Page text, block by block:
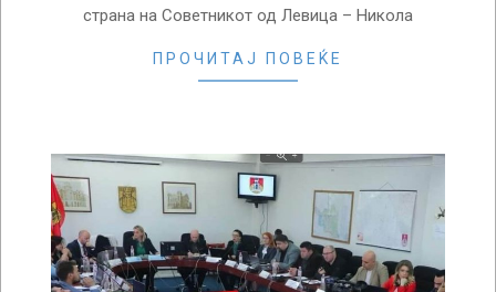
страна на Советникот од Левица – Никола
ПРОЧИТАЈ ПОВЕЌЕ